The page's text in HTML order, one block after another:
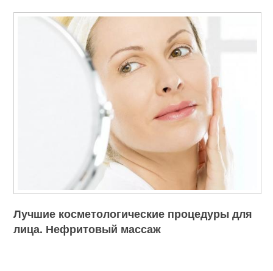
Лучшие косметологические процедуры для
лица. Нефритовый массаж